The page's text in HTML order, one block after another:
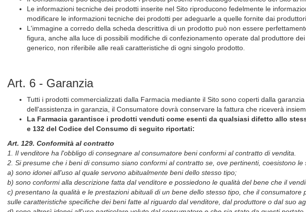
Le informazioni tecniche dei prodotti inserite nel Sito riproducono fedelmente le
modificare le informazioni tecniche dei prodotti per adeguarle a quelle fornite dai
L'immagine a corredo della scheda descrittiva di un prodotto può non essere
figura, anche alla luce di possibili modifiche di confezionamento operate dal produttore
generico, non riferibile alle reali caratteristiche di ogni singolo prodotto.
Art. 6 - Garanzia
Tutti i prodotti commercializzati dalla Farmacia mediante il Sito sono coperti dalla
dell'assistenza in garanzia, il Consumatore dovrà conservare la fattura che riceverà
La Farmacia garantisce i prodotti venduti come esenti da qualsiasi difetto allo
e 132 del Codice del Consumo di seguito riportati:
Art. 129. Conformità al contratto
1. Il venditore ha l'obbligo di consegnare al consumatore beni conformi al contratto di vendita.
2. Si presume che i beni di consumo siano conformi al contratto se, ove pertinenti, coesistono le
a) sono idonei all'uso al quale servono abitualmente beni dello stesso tipo;
b) sono conformi alla descrizione fatta dal venditore e possiedono le qualità del bene che il
c) presentano la qualità e le prestazioni abituali di un bene dello stesso tipo, che il
sulle caratteristiche specifiche dei beni fatte al riguardo dal venditore, dal produttore o dal suo